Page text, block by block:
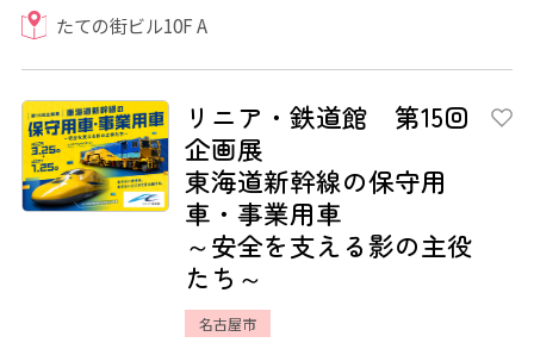
たての街ビル10F A
リニア・鉄道館 第15回
企画展
東海道新幹線の保守用
車・事業用車
～安全を支える影の主役
たち～
名古屋市